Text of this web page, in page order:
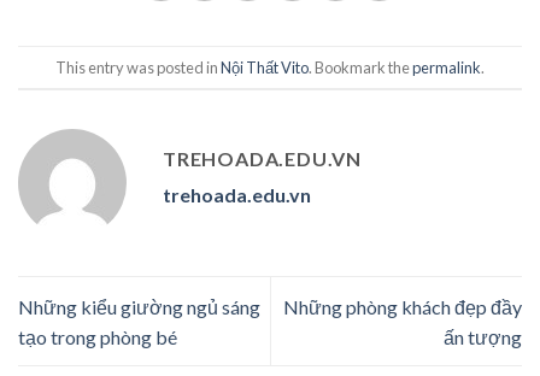
This entry was posted inNội Thất Vito. Bookmark thepermalink.
TREHOADA.EDU.VN
trehoada.edu.vn
Những kiểu giường ngủ sáng
tạo trong phòng bé
Những phòng khách đẹp đầy
ấn tượng